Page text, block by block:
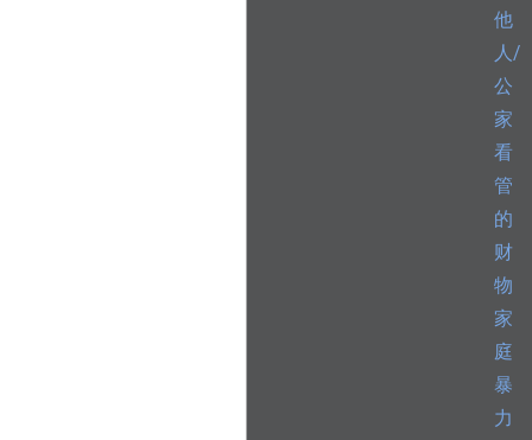
他
人/
公
家
看
管
的
财
物
家
庭
暴
力